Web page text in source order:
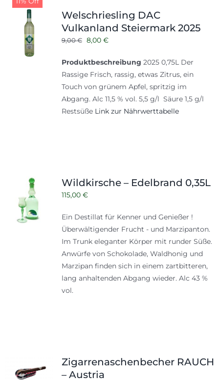
Kontakt
Tabak
Zubehör
Welschriesling DAC
Vulkanland Steiermark 2025
9,00€ Ursprünglicher
war:
9,00 €
8,00 €Aktueller
ist:
8,00 €.
Produktbeschreibung 2025 0,75L Der
Rassige Frisch, rassig, etwas Zitrus, ein
Touch von grünem Apfel, spritzig im
Abgang. Alc 11,5 % vol. 5,5 g/l Säure 1,5 g/l
Restsüße Link zur Nährwerttabelle
Wildkirsche – Edelbrand 0,35L
115,00 €
Ein Destillat für Kenner und Genießer !
Überwältigender Frucht - und Marzipanton.
Im Trunk eleganter Körper mit runder Süße.
Anwürfe von Schokolade, Waldhonig und
Marzipan finden sich in einem zartbitteren,
lang anhaltenden Abgang wieder. Alc 43 %
vol.
Zigarrenaschenbecher RAUCH
– Austria